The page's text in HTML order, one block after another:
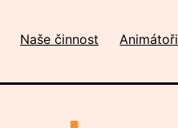
Naše činnost Animátoři